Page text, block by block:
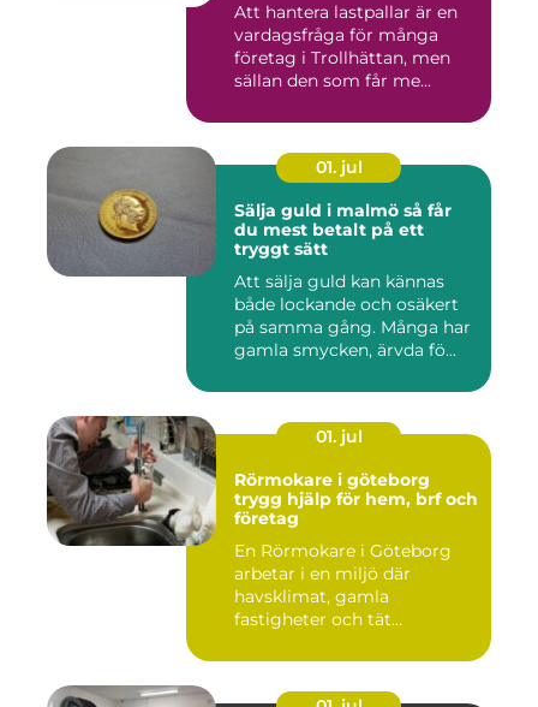
Att hantera lastpallar är en
vardagsfråga för många
företag i Trollhättan, men
sällan den som får me...
01. jul
Sälja guld i malmö så får
du mest betalt på ett
tryggt sätt
Att sälja guld kan kännas
både lockande och osäkert
på samma gång. Många har
gamla smycken, ärvda fö...
01. jul
Rörmokare i göteborg
trygg hjälp för hem, brf och
företag
En Rörmokare i Göteborg
arbetar i en miljö där
havsklimat, gamla
fastigheter och tät